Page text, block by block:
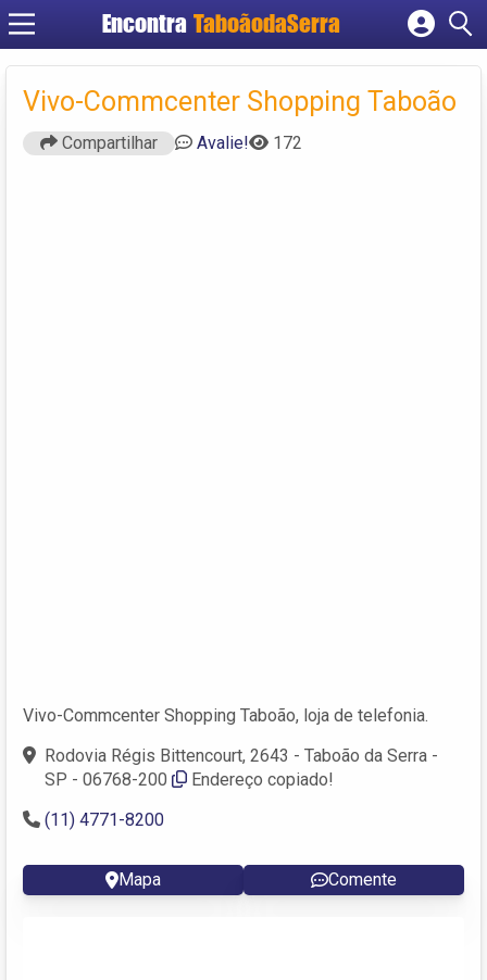
Encontra TaboãodaSerra
Cadastrar empresa
Criar conta
Vivo-Commcenter Shopping Taboão
Compartilhar Avalie! 172
Vivo-Commcenter Shopping Taboão, loja de telefonia.
Rodovia Régis Bittencourt, 2643 - Taboão da Serra -
SP - 06768-200
Endereço copiado!
(11) 4771-8200
Mapa Comente